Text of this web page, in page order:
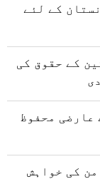
کے لئے
کے حقوق کی
عارضی محفوظ
کی خواہش